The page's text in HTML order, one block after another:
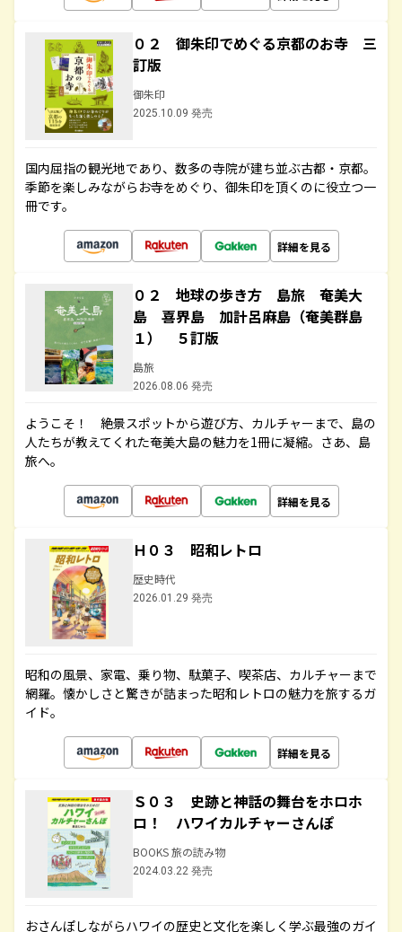
０２ 御朱印でめぐる京都のお寺 三
訂版
御朱印
2025.10.09 発売
国内屈指の観光地であり、数多の寺院が建ち並ぶ古都・京都。
季節を楽しみながらお寺をめぐり、御朱印を頂くのに役立つ一
冊です。
詳細を見る
０２ 地球の歩き方 島旅 奄美大
島 喜界島 加計呂麻島（奄美群島
１） ５訂版
島旅
2026.08.06 発売
ようこそ！ 絶景スポットから遊び方、カルチャーまで、島の
人たちが教えてくれた奄美大島の魅力を1冊に凝縮。さあ、島
旅へ。
詳細を見る
Ｈ０３ 昭和レトロ
歴史時代
2026.01.29 発売
昭和の風景、家電、乗り物、駄菓子、喫茶店、カルチャーまで
網羅。懐かしさと驚きが詰まった昭和レトロの魅力を旅するガ
イド。
詳細を見る
Ｓ０３ 史跡と神話の舞台をホロホ
ロ！ ハワイカルチャーさんぽ
BOOKS 旅の読み物
2024.03.22 発売
おさんぽしながらハワイの歴史と文化を楽しく学ぶ最強のガイ